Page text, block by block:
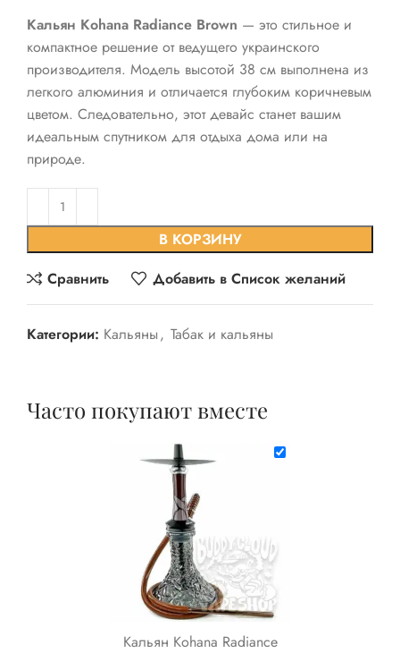
Кальян Kohana Radiance Brown — это стильное и
компактное решение от ведущего украинского
производителя. Модель высотой 38 см выполнена из
легкого алюминия и отличается глубоким коричневым
цветом. Следовательно, этот девайс станет вашим
идеальным спутником для отдыха дома или на
природе.
В КОРЗИНУ
Сравнить
Добавить в Список желаний
Категории: Кальяны, Табак и кальяны
Часто покупают вместе
Кальян Kohana Radiance